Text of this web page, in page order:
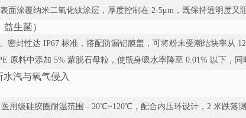
表面涂覆纳米二氧化钛涂层，厚度控制在 2-5μm，既保持透明度又
生菌）
、密封性达 IP67 标准，搭配防漏铝膜盖，可将粉末受潮结块率从
原料中添加 5% 蒙脱石母粒，使瓶身吸水率降至 0.01% 以下，
汽与氧气侵入
医用级硅胶圈耐温范围 - 20℃~120℃，配合内压环设计，2 米跌落